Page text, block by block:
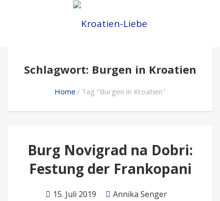
Schlagwort: Burgen in Kroatien
Home Tag "Burgen in Kroatien"
Burg Novigrad na Dobri:
Festung der Frankopani
15. Juli 2019
Annika Senger